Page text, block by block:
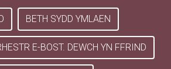
BETH SYDD YMLAEN
E-BOST. DEWCH YN FFRIND